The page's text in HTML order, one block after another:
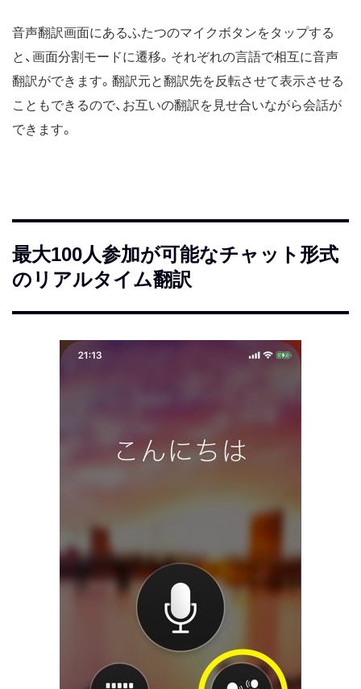
音声翻訳画面にあるふたつのマイクボタンをタップする
と、画面分割モードに遷移。それぞれの言語で相互に音声
翻訳ができます。翻訳元と翻訳先を反転させて表示させる
こともできるので、お互いの翻訳を見せ合いながら会話が
できます。
最大100人参加が可能なチャット形式
のリアルタイム翻訳